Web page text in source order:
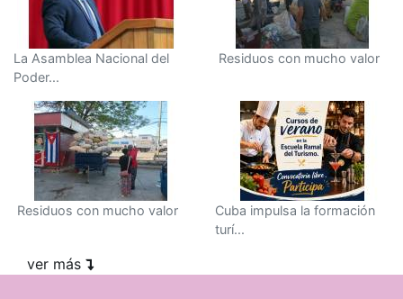
La Asamblea Nacional del
Poder...
Residuos con mucho valor
Residuos con mucho valor
Cuba impulsa la formación
turí...
ver más